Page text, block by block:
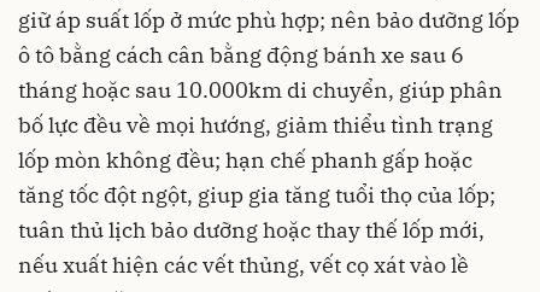
giữ áp suất lốp ở mức phù hợp; nên bảo dưỡng lốp
ô tô bằng cách cân bằng động bánh xe sau 6
tháng hoặc sau 10.000km di chuyển, giúp phân
bố lực đều về mọi hướng, giảm thiểu tình trạng
lốp mòn không đều; hạn chế phanh gấp hoặc
tăng tốc đột ngột, giup gia tăng tuổi thọ của lốp;
tuân thủ lịch bảo dưỡng hoặc thay thế lốp mới,
nếu xuất hiện các vết thủng, vết cọ xát vào lề